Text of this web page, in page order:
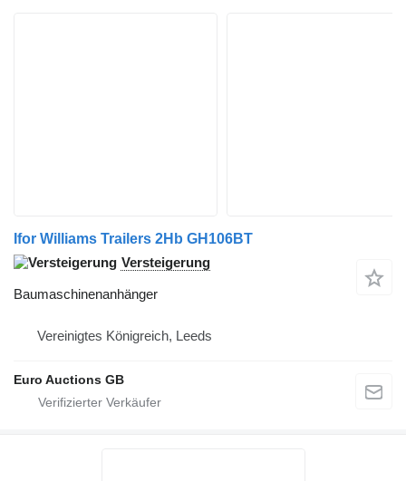
Ifor Williams Trailers 2Hb GH106BT
Versteigerung
Baumaschinenanhänger
Vereinigtes Königreich, Leeds
Euro Auctions GB